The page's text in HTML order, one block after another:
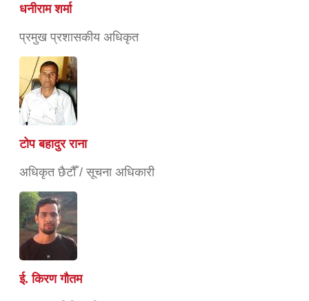
धनीराम शर्मा
प्रमुख प्रशासकीय अधिकृत
टोप बहादुर राना
अधिकृत छैटौँ / सूचना अधिकारी
ई. किरण गौतम